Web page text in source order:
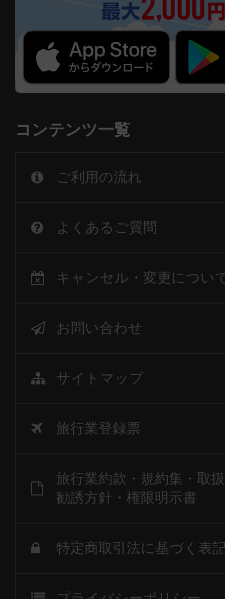
コンテンツ一覧
ご利用の流れ
よくあるご質問
キャンセル・変更につい
お問い合わせ
サイトマップ
旅行業登録票
旅行業約款・規約集・取
勧誘方針・権限明示書
特定商取引法に基づく表